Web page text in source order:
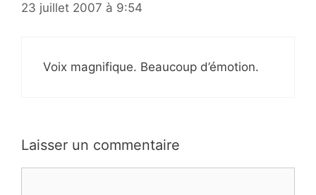
23 juillet 2007 à 9:54
Voix magnifique. Beaucoup d’émotion.
Laisser un commentaire